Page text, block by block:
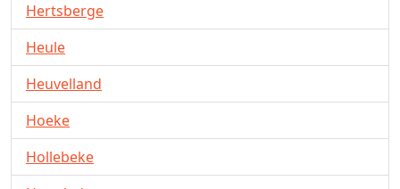
Hertsberge
Heule
Heuvelland
Hoeke
Hollebeke